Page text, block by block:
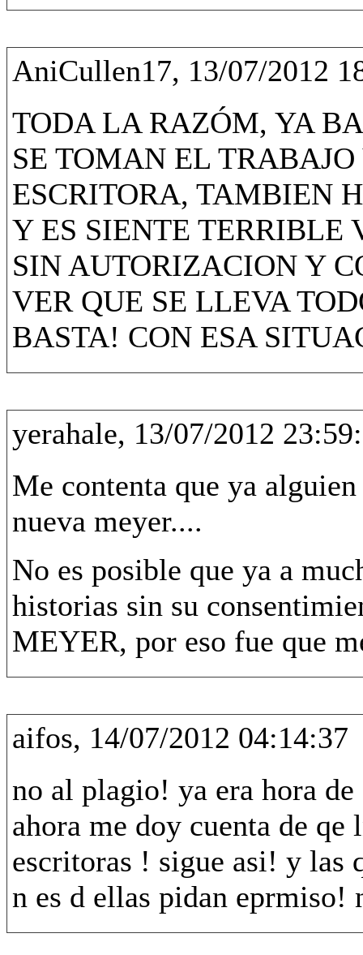
AniCullen17, 13/07/2012
TODA LA RAZÓM, YA
SE TOMAN EL
ESCRITORA, TAMBIEN
Y ES SIENTE TERRIBLE
SIN AUTORIZACION Y
VER QUE SE LLEVA
BASTA! CON ESA
yerahale, 13/07/2012
Me contenta que ya
nueva meyer....
No es posible que ya a
historias sin su
MEYER, por eso fue que
aifos, 14/07/2012 04:14:37
no al plagio! ya era hora
ahora me doy cuenta de
escritoras ! sigue asi! y las
n es d ellas pidan